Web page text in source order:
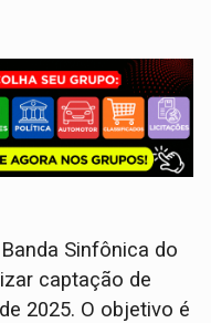
Sinfônica do
captação de
2025. O objetivo é